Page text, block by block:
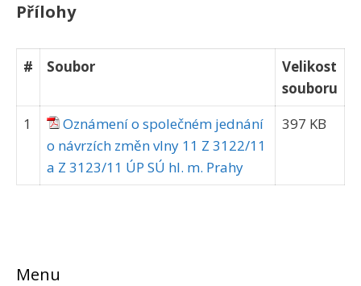
Přílohy
# Soubor
Velikost
souboru
1
Oznámení o společném jednání
o návrzích změn vlny 11 Z 3122/11
a Z 3123/11 ÚP SÚ hl. m. Prahy
397 KB
Menu